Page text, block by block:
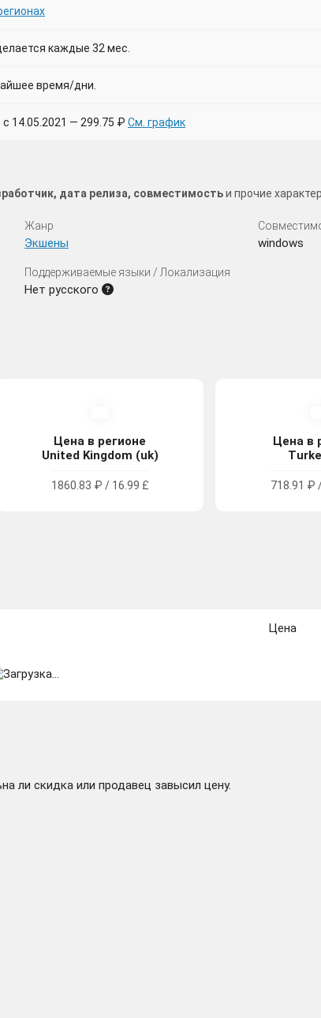
каждые 32 мес.
время/дни.
14.05.2021 — 299.75 ₽ См. график
дата релиза, совместимостьи прочие
Жанр
Экшены windows
Поддерживаемые языки / Локализация
Нет русского
Цена в регионе
United Kingdom (uk)
1860.83 ₽ / 16.99 £
Цена в
718.91 ₽
Цена
ли скидка или продавец завысил цену.